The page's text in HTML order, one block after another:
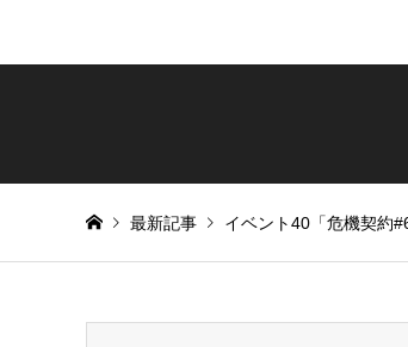
最新記事 イベント40「危機契約#6